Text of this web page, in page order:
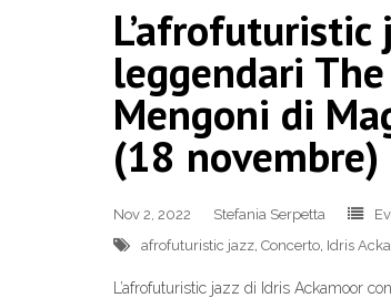
L’afrofuturistic
leggendari
Mengoni di
(18 novembre)
Nov 2, 2022 Stefania Serpetta
afrofuturistic jazz Concerto Idris
L’afrofuturistic jazz di Idris Ackamoor